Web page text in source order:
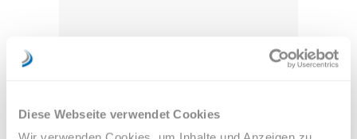
Diese Webseite verwendet Cookies